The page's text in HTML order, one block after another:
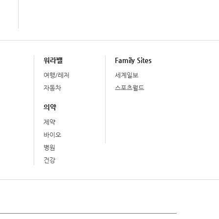
워라밸
여행/레저
자동차
의약
제약
바이오
병원
건강
Family Sites
세계일보
스포츠월드